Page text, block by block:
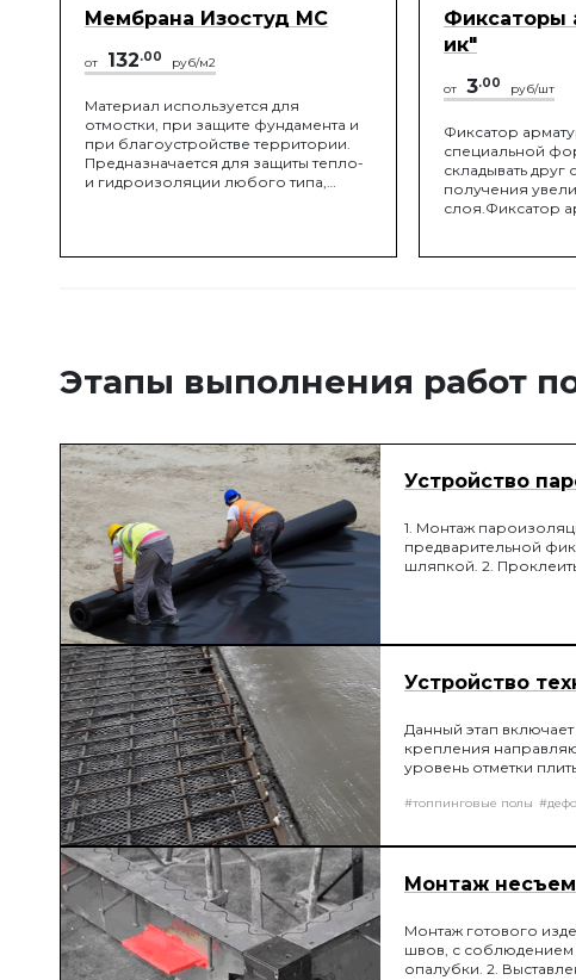
Мембрана Изостуд МС
от 132.00 руб/м2
Материал используется для
отмостки, при защите фундамента и
при благоустройстве территории.
Предназначается для защиты тепло-
и гидроизоляции любого типа,
полноценных дренажных систем.
Фиксаторы
ик"
от 3.00 руб/шт
Фиксатор
специальной
складывать друг
получения
слоя.Фиксатор
слоя достигается
Этапы выполнения работ
Устройство
1. Монтаж
предварительной
шляпкой. 2.
Устройство
Данный этап
крепления
уровень отметки
#топпинговые полы
Монтаж
Монтаж готового
швов, с соблюдением
опалубки. 2.